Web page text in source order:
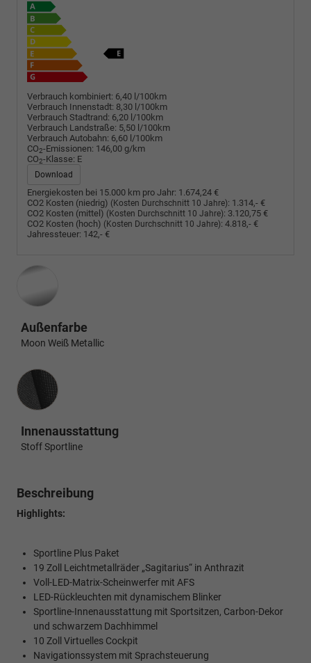
Verbrauch kombiniert: 6,40 l/100km
Verbrauch Innenstadt: 8,30 l/100km
Verbrauch Stadtrand: 6,20 l/100km
Verbrauch Landstraße: 5,50 l/100km
Verbrauch Autobahn: 6,60 l/100km
CO2-Emissionen: 146,00 g/km
CO2-Klasse: E
Download
Energiekosten bei 15.000 km pro Jahr: 1.674,24 €
CO2 Kosten (niedrig) (Kosten Durchschnitt 10 Jahre): 1.314,- €
CO2 Kosten (mittel) (Kosten Durchschnitt 10 Jahre): 3.120,75 €
CO2 Kosten (hoch) (Kosten Durchschnitt 10 Jahre): 4.818,- €
Jahressteuer: 142,- €
Außenfarbe
Moon Weiß Metallic
Innenausstattung
Innenausstattung
Stoff Sportline
Beschreibung
Highlights:
Sportline Plus Paket
19 Zoll Leichtmetallräder „Sagitarius“ in Anthrazit
Voll-LED-Matrix-Scheinwerfer mit AFS
LED-Rückleuchten mit dynamischem Blinker
Sportline-Innenausstattung mit Sportsitzen, Carbon-Dekor
und schwarzem Dachhimmel
10 Zoll Virtuelles Cockpit
Navigationssystem mit Sprachsteuerung